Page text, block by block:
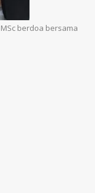
berdoa bersama